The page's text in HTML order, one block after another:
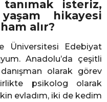
isteriz,
hikayesi
alır?
Üniversitesi Edebiyat
Anadolu’da çeşitli
olarak görev
psikolog olarak
evladım, iki de kedim